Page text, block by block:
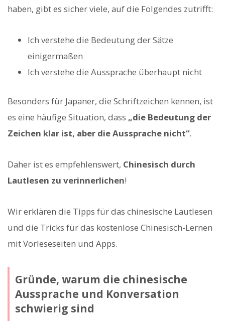
haben, gibt es sicher viele, auf die Folgendes zutrifft:
Ich verstehe die Bedeutung der Sätze
einigermaßen
Ich verstehe die Aussprache überhaupt nicht
Besonders für Japaner, die Schriftzeichen kennen, ist
es eine häufige Situation, dass „die Bedeutung der
Zeichen klar ist, aber die Aussprache nicht“.
Daher ist es empfehlenswert, Chinesisch durch
Lautlesen zu verinnerlichen!
Wir erklären die Tipps für das chinesische Lautlesen
und die Tricks für das kostenlose Chinesisch-Lernen
mit Vorleseseiten und Apps.
Gründe, warum die chinesische
Aussprache und Konversation
schwierig sind